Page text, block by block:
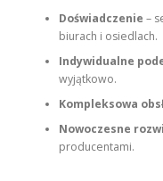
Doświadczenie –
biurach i osiedlach.
Indywidualne
wyjątkowo.
Kompleksowa
Nowoczesne
producentami.